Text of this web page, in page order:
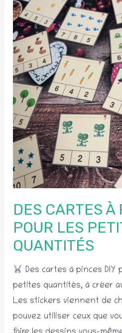
DES CARTES À
POUR LES
QUANTITÉS
Des cartes à pinces DIY
petites quantités, à créer
Les stickers viennent de
pouvez utiliser ceux que